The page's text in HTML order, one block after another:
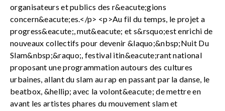
organisateurs et publics des r&eacute;gions
concern&eacute;es.</p> <p>Au fil du temps, le projet a
progress&eacute;, mut&eacute; et s&rsquo;est enrichi de
nouveaux collectifs pour devenir &laquo;&nbsp;Nuit Du
Slam&nbsp;&raquo;, festival itin&eacute;rant national
proposant une programmation autours des cultures
urbaines, allant du slam au rap en passant par la danse, le
beatbox, &hellip; avec la volont&eacute; de mettre en
avant les artistes phares du mouvement slam et